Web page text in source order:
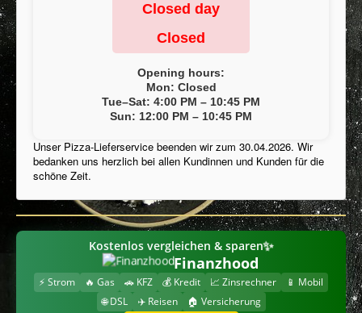
Inhaltsstoffe / Allergene
Mein Konto
Cookies Info
Closed day
Closed
Opening hours:
Mon: Closed
Tue–Sat: 4:00 PM – 10:45 PM
Sun: 12:00 PM – 10:45 PM
Unser Pizza-Lieferservice beenden wir zum 30.04.2026. Wir
bedanken uns herzlich bei allen Kundinnen und Kunden für die
schöne Zeit.
Finanzhood
⚡ Strom 🔥 Gas 🚗 KFZ 💰 Kredit 📈 Zinsrechner
📱 Mobil
🌐 DSL
✈️ Reisen 🏠 Versicherung
Kostenlos vergleichen & sparen✨